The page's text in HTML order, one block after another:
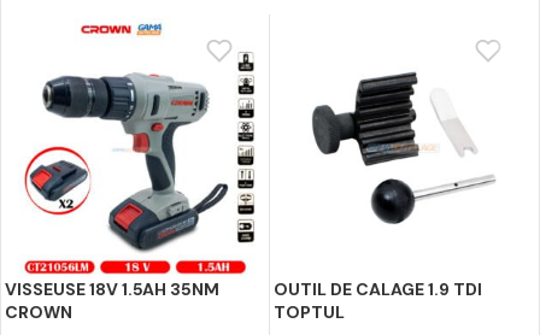
VISSEUSE 18V 1.5AH 35NM
CROWN
OUTIL DE CALAGE 1.9 TDI
TOPTUL